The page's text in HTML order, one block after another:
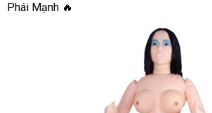
Phái Mạnh 🔥